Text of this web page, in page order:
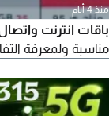
منذ 4 أيام
باقات انترنت
مناسبة ولمعرفة